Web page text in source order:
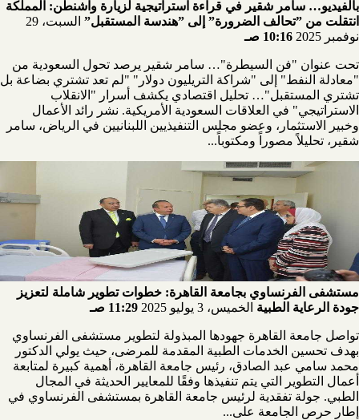
بالفيديو… سامر شقير في قراءة استراتيجية لزيارة واشنطن: المملكة
انتقلت من ”تحالف الضرورة” إلى ”هندسة المستقبل”
السبت، 29
نوفمبر 2025
10:16 صـ
تحت عنوان "فن السيطرة"… سامر شقير يرصد تحول السعودية من
"معادلة النفط" إلى "شراكة التريليون دولار" "لم تعد تشتري بضاعة بل
تشتري المستقبل"… تحليل اقتصادي يكشف أسرار "الانقلاب
الاستراتيجي" في العلاقات السعودية الأمريكية. نشر رائد الأعمال
وخبير الاستثمار، وعضو مجلس التنفيذيين اللبنانيين في الرياض، سامر
شقير، تحليلاً مصوراً ومكتوباً...
مستشفى الفرنساوي بجامعة القاهرة: خطوات تطوير شاملة لتعزيز
جودة الرعاية الطبية الخميس، 3 يوليو 2025 11:29 صـ
تواصل جامعة القاهرة جهودها المبذولة لتطوير مستشفى الفرنساوي
بهدف تحسين الخدمات الطبية المقدمة للمرضى، حيث يولي الدكتور
محمد سامي عبد الصادق، رئيس جامعة القاهرة، أهمية كبيرة لمتابعة
أعمال التطوير التي يتم تنفيذها وفقًا للمعايير الحديثة في المجال
الطبي. جولة تفقدية لرئيس جامعة القاهرة بمستشفى الفرنساوي في
إطار حرص الجامعة على...